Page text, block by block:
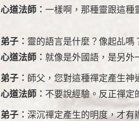
心道法師︰ 一樣啊，那種靈跟這種
弟子︰ 靈的語言是什麼？像起乩嗎
心道法師︰ 就像是外國語，是另外
弟子︰ 師父，您對這種禪定產生神
心道法師︰ 不要說經驗。反正禪定
弟子︰ 深沉禪定產生的明度，才有